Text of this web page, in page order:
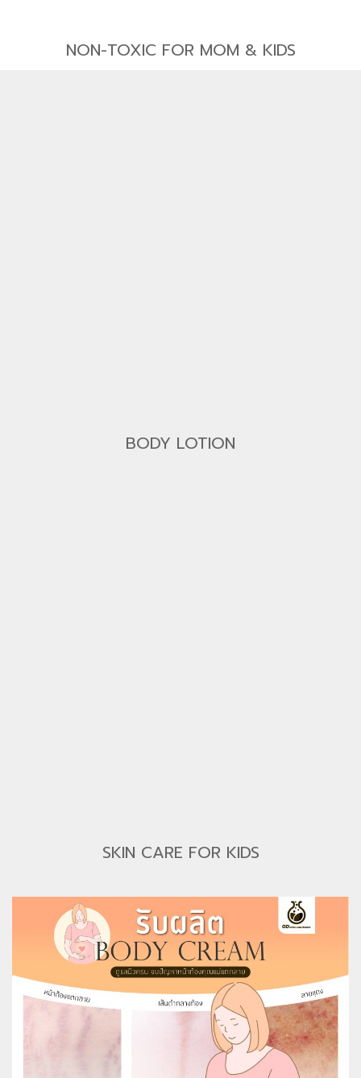
NON-TOXIC FOR MOM & KIDS
BODY LOTION
SKIN CARE FOR KIDS